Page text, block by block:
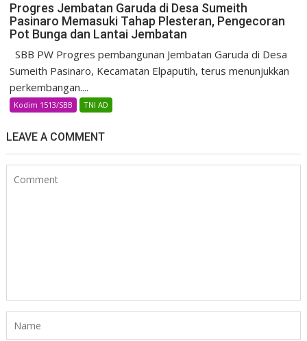
Progres Jembatan Garuda di Desa Sumeith
Pasinaro Memasuki Tahap Plesteran, Pengecoran
Pot Bunga dan Lantai Jembatan
SBB PW Progres pembangunan Jembatan Garuda di Desa
Sumeith Pasinaro, Kecamatan Elpaputih, terus menunjukkan
perkembangan....
Kodim 1513/SBB TNI AD
LEAVE A COMMENT